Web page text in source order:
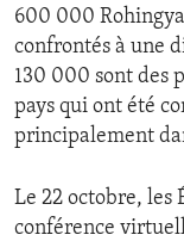
600 000
confrontés à une
130 000 sont des
pays qui ont été
principalement
Le 22 octobre, les
conférence